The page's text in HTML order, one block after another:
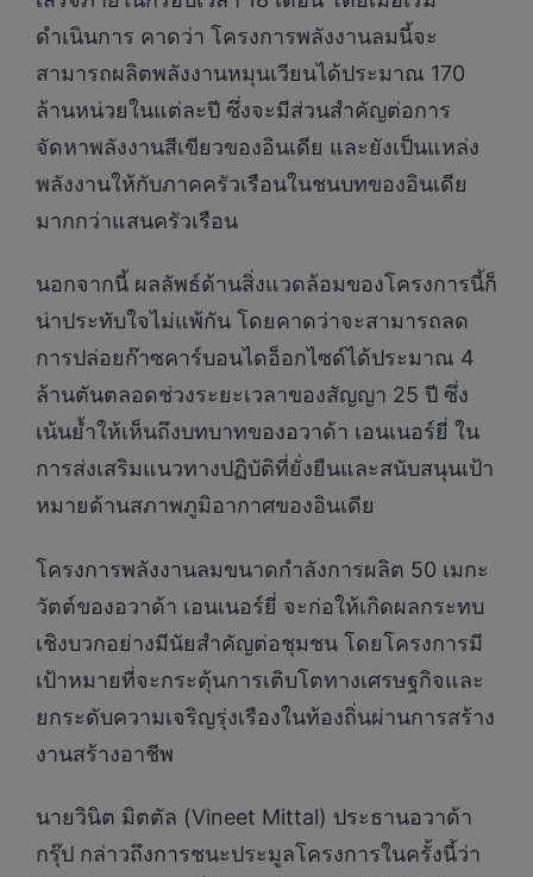
ดำเนินการ คาดว่า โครงการพลังงานลมนี้จะ
สามารถผลิตพลังงานหมุนเวียนได้ประมาณ 170
ล้านหน่วยในแต่ละปี ซึ่งจะมีส่วนสำคัญต่อการ
จัดหาพลังงานสีเขียวของอินเดีย และยังเป็นแหล่ง
พลังงานให้กับภาคครัวเรือนในชนบทของอินเดีย
มากกว่าแสนครัวเรือน
นอกจากนี้ ผลลัพธ์ด้านสิ่งแวดล้อมของโครงการนี้ก็
น่าประทับใจไม่แพ้กัน โดยคาดว่าจะสามารถลด
การปล่อยก๊าซคาร์บอนไดอ็อกไซด์ได้ประมาณ 4
ล้านตันตลอดช่วงระยะเวลาของสัญญา 25 ปี ซึ่ง
เน้นย้ำให้เห็นถึงบทบาทของอวาด้า เอนเนอร์ยี่ ใน
การส่งเสริมแนวทางปฏิบัติที่ยั่งยืนและสนับสนุนเป้า
หมายด้านสภาพภูมิอากาศของอินเดีย
โครงการพลังงานลมขนาดกำลังการผลิต 50 เมกะ
วัตต์ของอวาด้า เอนเนอร์ยี่ จะก่อให้เกิดผลกระทบ
เชิงบวกอย่างมีนัยสำคัญต่อชุมชน โดยโครงการมี
เป้าหมายที่จะกระตุ้นการเติบโตทางเศรษฐกิจและ
ยกระดับความเจริญรุ่งเรืองในท้องถิ่นผ่านการสร้าง
งานสร้างอาชีพ
นายวินิต มิตตัล (Vineet Mittal) ประธานอวาด้า
กรุ๊ป กล่าวถึงการชนะประมูลโครงการในครั้งนี้ว่า